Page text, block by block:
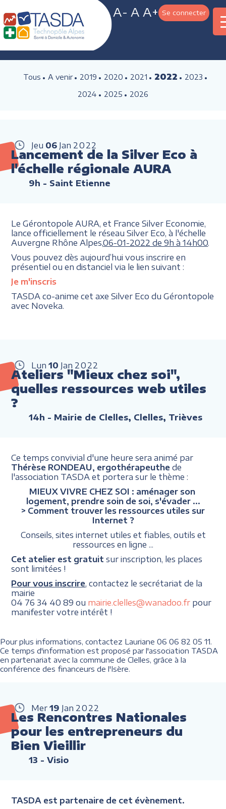
A- A A+ Se connecter
Tous A venir 2019 2020 2021 2022
2023
2024
2025 2026
Jeu 06 Jan 2022
Lancement de la Silver Eco à
l'échelle régionale AURA
9h - Saint Etienne
Le Gérontopole AURA, et France Silver Economie,
lance officiellement le réseau Silver Eco, à l'échelle
Auvergne Rhône Alpes,06-01-2022 de 9h à 14h00
Vous pouvez dès aujourd’hui vous inscrire en
présentiel ou en distanciel via le lien suivant :
Je m'inscris
TASDA co-anime cet axe Silver Eco du Gérontopole
avec Noveka.
Lun 10 Jan 2022
Ateliers "Mieux chez soi",
quelles ressources web utiles
?
14h - Mairie de Clelles, Clelles, Trièves
Ce temps convivial d'une heure sera animé par
Thérèse RONDEAU, ergothérapeuthe de
l'association TASDA et portera sur le thème :
MIEUX VIVRE CHEZ SOI : aménager son
logement, prendre soin de soi, s'évader ...
> Comment trouver les ressources utiles sur
Internet ?
Conseils, sites internet utiles et fiables, outils et
ressources en ligne ...
Cet atelier est gratuit sur inscription, les places
sont limitées !
Pour vous inscrire , contactez le secrétariat de la
mairie
04 76 34 40 89 ou mairie.clelles@wanadoo.fr pour
manifester votre intérêt !
Pour plus informations, contactez Lauriane 06 06 82 05 11.
Ce temps d'information est proposé par l'association TASDA
en partenariat avec la commune de Clelles, grâce à la
conférence des financeurs de l'Isère.
Mer 19 Jan 2022
Les Rencontres Nationales
pour les entrepreneurs du
Bien Vieillir
13 - Visio
TASDA est partenaire de cet évènement.